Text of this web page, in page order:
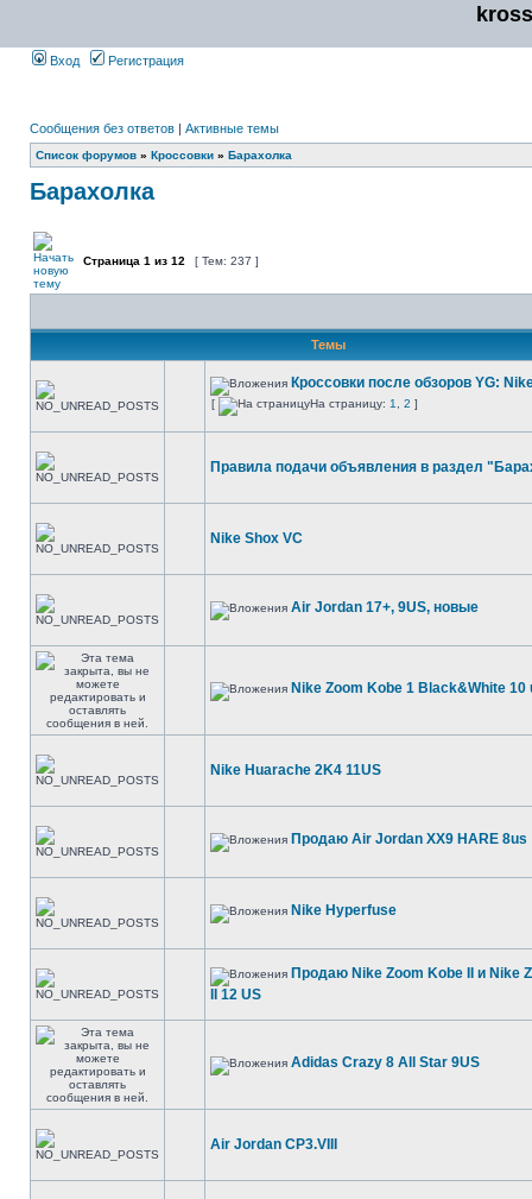
Вход Регистрация
Сообщения без ответов | Активные темы
Список форумов » Кроссовки » Барахолка
Барахолка
Страница 1 из 12 [ Тем: 237 ]
Темы
Кроссовки после обзоров YG:
[ На страницу: 1 2 ]
Правила подачи объявления в раздел
Nike Shox VC
Air Jordan 17+, 9US, новые
Nike Zoom Kobe 1 Black&White 10
Nike Huarache 2K4 11US
Продаю Air Jordan XX9 HARE 8us
Nike Hyperfuse
Продаю Nike Zoom Kobe II и Nike
II 12 US
Adidas Crazy 8 All Star 9US
Air Jordan CP3.VIII